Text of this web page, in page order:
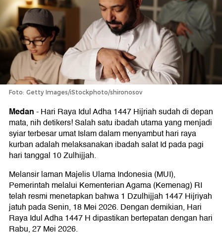
Foto: Getty Images/iStockphoto/shironosov
Medan-Hari Raya Idul Adha 1447 Hijriah sudah di depan
mata, nih detikers! Salah satu ibadah utama yang menjadi
syiar terbesar umat Islam dalam menyambut hari raya
kurban adalah melaksanakan ibadah salat Id pada pagi
hari tanggal 10 Zulhijjah.
Melansir laman Majelis Ulama Indonesia (MUI),
Pemerintah melalui Kementerian Agama (Kemenag) RI
telah resmi menetapkan bahwa 1 Dzulhijjah 1447 Hijriyah
jatuh pada Senin, 18 Mei 2026. Dengan demikian, Hari
Raya Idul Adha 1447 H dipastikan bertepatan dengan hari
Rabu, 27 Mei 2026.